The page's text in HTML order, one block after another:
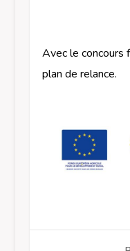
Avec le concours
plan de relance.